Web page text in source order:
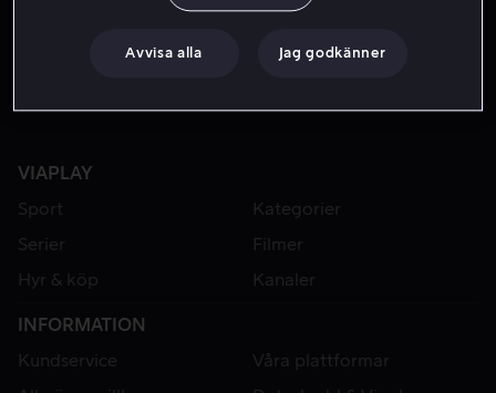
VIAPLAY
Sport
Kategorier
Serier
Filmer
Hyr & köp
Kanaler
INFORMATION
Kundservice
Våra plattformar
Avvisa alla Jag godkänner